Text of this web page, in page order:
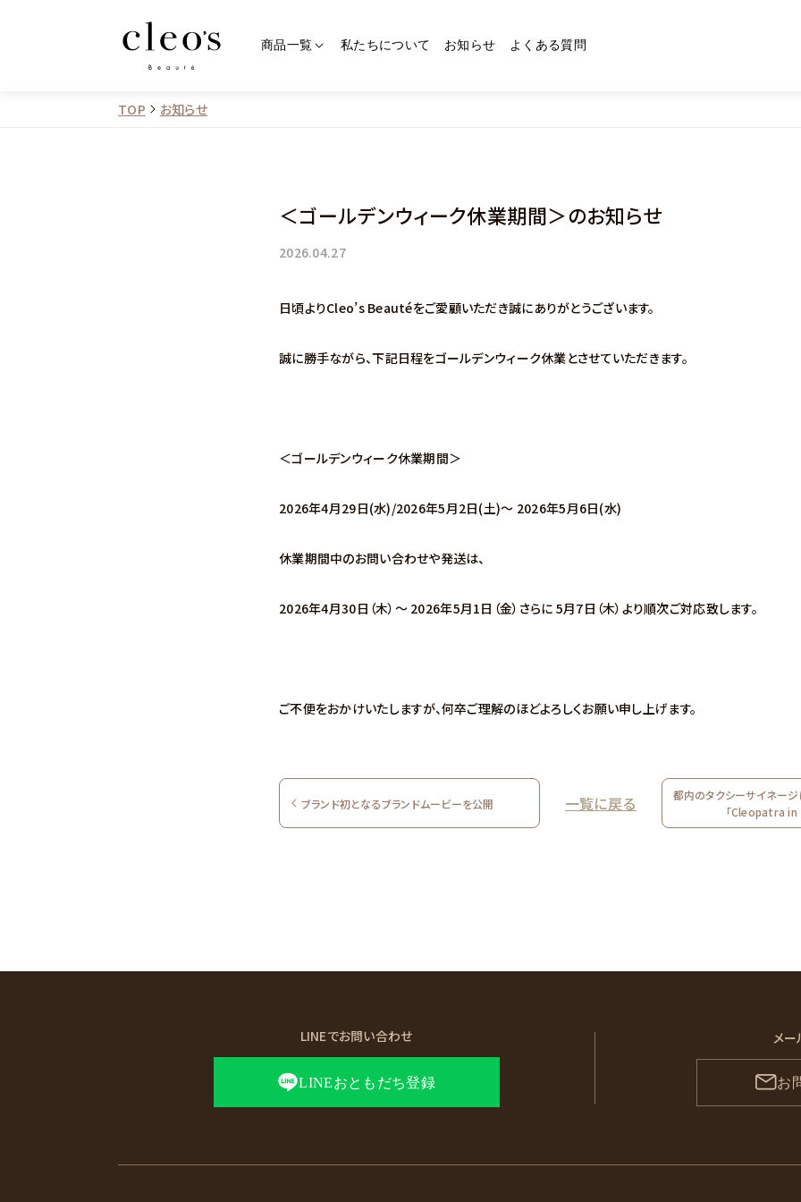
商品一覧
シャンプートリートメント ヘアセラム
その他
私たちについて お知らせ よくある質問
TOP お知らせ
＜ゴールデンウィーク休業期間＞のお知らせ
2026.04.27
日頃よりCleo’s Beautéをご愛顧いただき誠にありがとうございます。
誠に勝手ながら、下記日程をゴールデンウィーク休業とさせていただきます。
＜ゴールデンウィーク休業期間＞
2026年4月29日(水)/2026年5月2日(土)〜 2026年5月6日(水)
休業期間中のお問い合わせや発送は、
2026年4月30日（木）〜 2026年5月1日（金）さらに 5月7日（木）より順次ご対応致します。
ご不便をおかけいたしますが、何卒ご理解のほどよろしくお願い申し上げます。
ブランド初となるブランドムービーを公開 一覧に戻る
都内のタクシーサイネー
「Cleopatra in
LINEでお問い合わせ
LINEおともだち登録
メ
お